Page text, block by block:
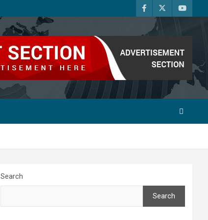
Search
Search